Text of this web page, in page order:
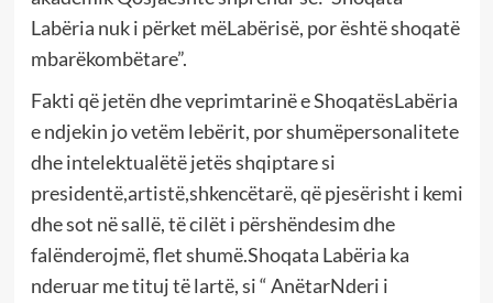
Labëria nuk i përket mëLabërisë, por është shoqatë
mbarëkombëtare”.
Fakti që jetën dhe veprimtarinë e ShoqatësLabëria
e ndjekin jo vetëm lebërit, por shumëpersonalitete
dhe intelektualëtë jetës shqiptare si
presidentë,artistë,shkencëtarë, që pjesërisht i kemi
dhe sot në sallë, të cilët i përshëndesim dhe
falënderojmë, flet shumë.Shoqata Labëria ka
nderuar me tituj të lartë, si “ AnëtarNderi i